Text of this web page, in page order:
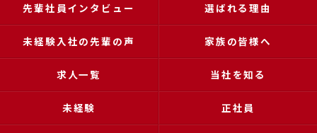
先輩社員インタビュー 選ばれる理由
未経験入社の先輩の声 家族の皆様へ
求人一覧 当社を知る
未経験 正社員